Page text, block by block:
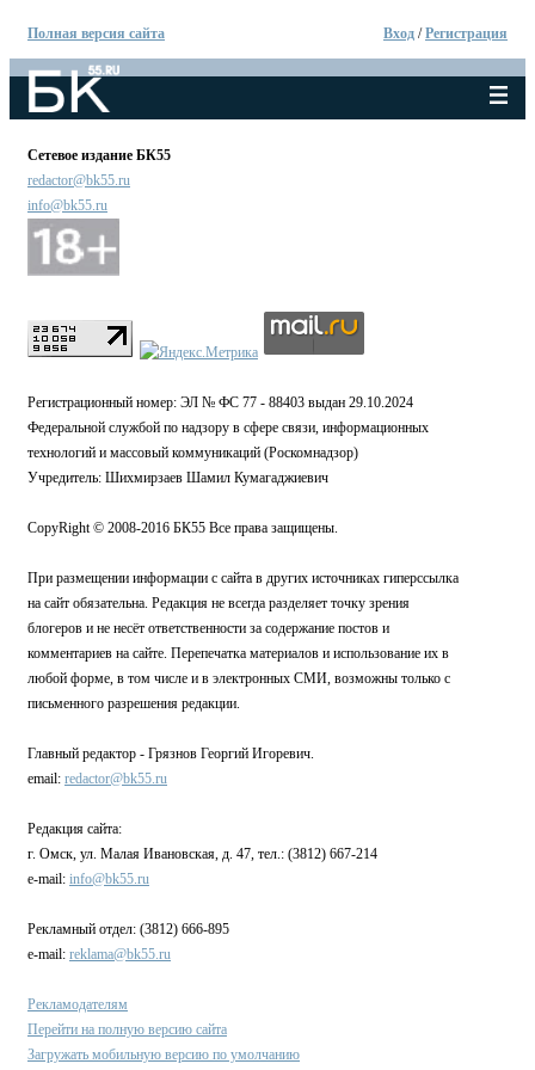
Полная версия сайта Вход /Регистрация
Сетевое издание БК55
redactor@bk55.ru
info@bk55.ru
Регистрационный номер: ЭЛ № ФС 77 - 88403 выдан 29.10.2024
Федеральной службой по надзору в сфере связи, информационных
технологий и массовый коммуникаций (Роскомнадзор)
Учредитель: Шихмирзаев Шамил Кумагаджиевич
CopyRight © 2008-2016 БК55 Все права защищены.
При размещении информации с сайта в других источниках гиперссылка
на сайт обязательна. Редакция не всегда разделяет точку зрения
блогеров и не несёт ответственности за содержание постов и
комментариев на сайте. Перепечатка материалов и использование их в
любой форме, в том числе и в электронных СМИ, возможны только с
письменного разрешения редакции.
Главный редактор - Грязнов Георгий Игоревич.
email: redactor@bk55.ru
Редакция сайта:
г. Омск, ул. Малая Ивановская, д. 47, тел.: (3812) 667-214
e-mail: info@bk55.ru
Рекламный отдел: (3812) 666-895
e-mail: reklama@bk55.ru
Рекламодателям
Перейти на полную версию сайта
Загружать мобильную версию по умолчанию